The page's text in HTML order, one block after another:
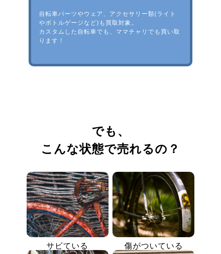
自転車パーツやウェア、アクセサリー類(ライト
やボトルゲージなど)も買取対象。
カスタムした自転車でも、ママチャリでも買い取
ります！
でも、
こんな状態で売れるの？
サビている 傷がついている